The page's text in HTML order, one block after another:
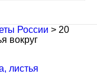
России > 20
вокруг